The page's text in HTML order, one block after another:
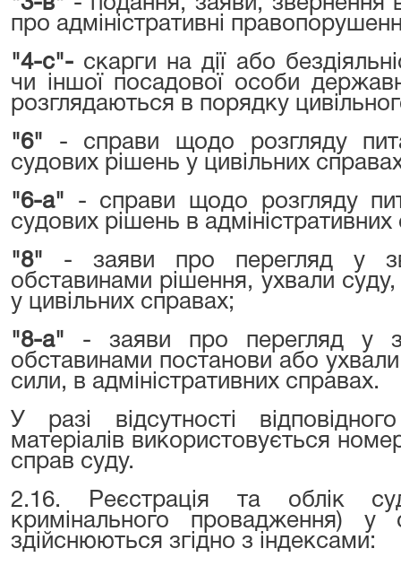
про адміністративні
"4-с"- скарги на дії або
чи іншої посадової особи
розглядаються в порядку
"6" - справи щодо розгляду
судових рішень у цивільних
"6-а" - справи щодо розгляду
судових рішень в адміністративних
"8" - заяви про перегляд у
обставинами рішення, ухвали
у цивільних справах;
"8-а" - заяви про перегляд у
обставинами постанови або
сили, в адміністративних справах.
У разі відсутності
матеріалів використовується
справ суду.
2.16. Реєстрація та облік
кримінального провадження) у
здійснюються згідно з індексами: